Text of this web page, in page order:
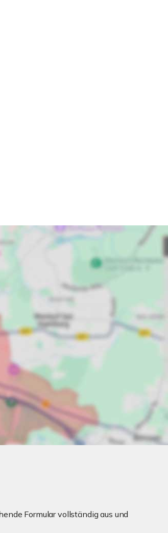
Formular vollständig aus und